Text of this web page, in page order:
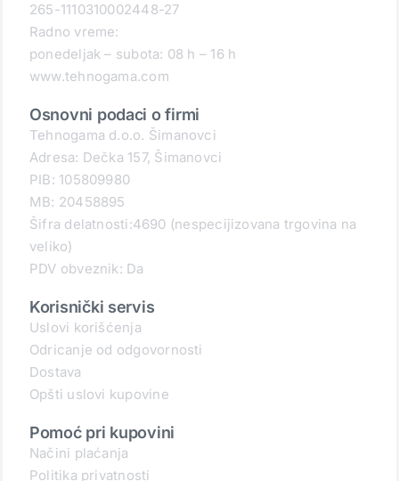
265-1110310002448-27
Radno vreme:
ponedeljak – subota: 08 h – 16 h
www.tehnogama.com
Osnovni podaci o firmi
Tehnogama d.o.o. Šimanovci
Adresa: Dečka 157, Šimanovci
PIB: 105809980
MB: 20458895
Šifra delatnosti:4690 (nespecijizovana trgovina na
veliko)
PDV obveznik: Da
Korisnički servis
Uslovi korišćenja
Odricanje od odgovornosti
Dostava
Opšti uslovi kupovine
Pomoć pri kupovini
Načini plaćanja
Politika privatnosti